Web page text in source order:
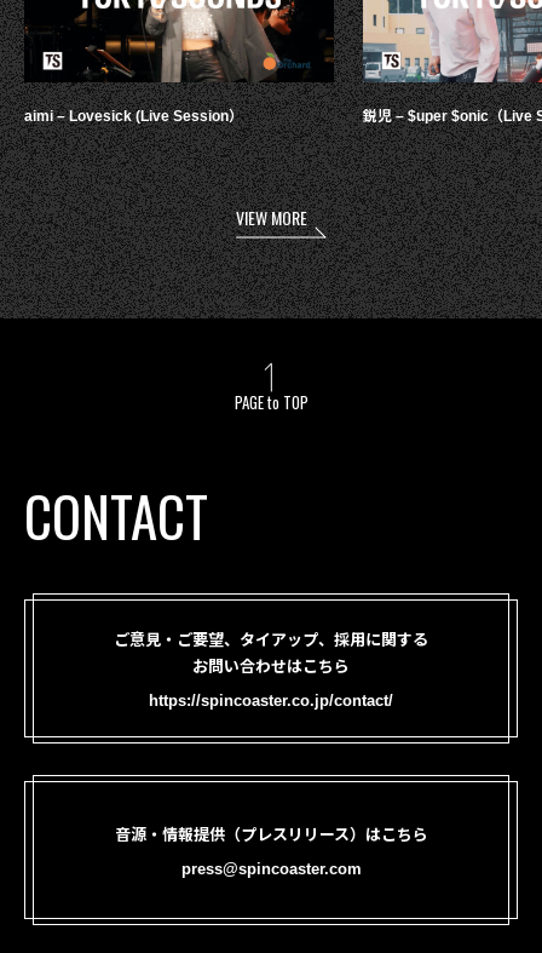
aimi – Lovesick (Live Session） 鋭児 – $uper $onic（Live
VIEW MORE
PAGE to TOP
CONTACT
ご意見・ご要望、タイアップ、採用に関する
お問い合わせはこちら
https://spincoaster.co.jp/contact/
音源・情報提供（プレスリリース）はこちら
press@spincoaster.com